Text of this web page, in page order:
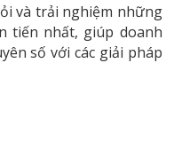
và trải nghiệm những
tiến nhất, giúp doanh
số với các giải pháp